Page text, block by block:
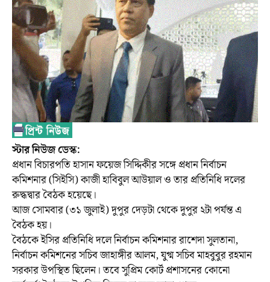
স্টার নিউজ ডেস্ক:
প্রধান বিচারপতি হাসান ফয়েজ সিদ্দিকীর সঙ্গে প্রধান নির্বাচন
কমিশনার (সিইসি) কাজী হাবিবুল আউয়াল ও তার প্রতিনিধি দলের
রুদ্ধদ্বার বৈঠক হয়েছে।
আজ সোমবার (৩১ জুলাই) দুপুর দেড়টা থেকে দুপুর ২টা পর্যন্ত এ
বৈঠক হয়।
বৈঠকে ইসির প্রতিনিধি দলে নির্বাচন কমিশনার রাশেদা সুলতানা,
নির্বাচন কমিশনের সচিব জাহাঙ্গীর আলম, যুগ্ম সচিব মাহবুবুর রহমান
সরকার উপস্থিত ছিলেন। তবে সুপ্রিম কোর্ট প্রশাসনের কোনো